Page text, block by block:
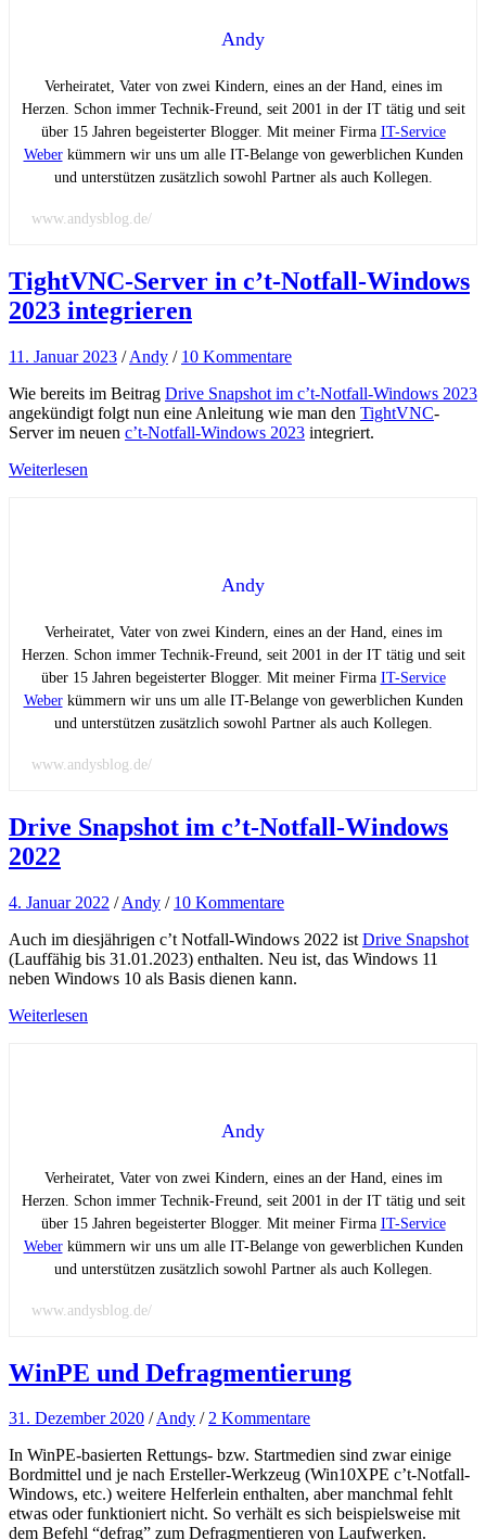
Andy
Verheiratet, Vater von zwei Kindern, eines an der Hand, eines im
Herzen. Schon immer Technik-Freund, seit 2001 in der IT tätig und seit
über 15 Jahren begeisterter Blogger. Mit meiner Firma IT-Service
Weberkümmern wir uns um alle IT-Belange von gewerblichen Kunden
und unterstützen zusätzlich sowohl Partner als auch Kollegen.
www.andysblog.de/
TightVNC-Server in c’t-Notfall-Windows
2023 integrieren
11. Januar 2023 /Andy / 10 Kommentare
Wie bereits im Beitrag Drive Snapshot im c’t-Notfall-Windows 2023
angekündigt folgt nun eine Anleitung wie man den TightVNC-
Server im neuen c’t-Notfall-Windows 2023 integriert.
Weiterlesen
Andy
Verheiratet, Vater von zwei Kindern, eines an der Hand, eines im
Herzen. Schon immer Technik-Freund, seit 2001 in der IT tätig und seit
über 15 Jahren begeisterter Blogger. Mit meiner Firma IT-Service
Weberkümmern wir uns um alle IT-Belange von gewerblichen Kunden
und unterstützen zusätzlich sowohl Partner als auch Kollegen.
www.andysblog.de/
Drive Snapshot im c’t-Notfall-Windows
2022
4. Januar 2022 /Andy / 10 Kommentare
Auch im diesjährigen c’t Notfall-Windows 2022 ist Drive Snapshot
(Lauffähig bis 31.01.2023) enthalten. Neu ist, das Windows 11
neben Windows 10 als Basis dienen kann.
Weiterlesen
Andy
Verheiratet, Vater von zwei Kindern, eines an der Hand, eines im
Herzen. Schon immer Technik-Freund, seit 2001 in der IT tätig und seit
über 15 Jahren begeisterter Blogger. Mit meiner Firma IT-Service
Weberkümmern wir uns um alle IT-Belange von gewerblichen Kunden
und unterstützen zusätzlich sowohl Partner als auch Kollegen.
www.andysblog.de/
WinPE und Defragmentierung
31. Dezember 2020 /Andy /2 Kommentare
In WinPE-basierten Rettungs- bzw. Startmedien sind zwar einige
Bordmittel und je nach Ersteller-Werkzeug (Win10XPE c’t-Notfall-
Windows, etc.) weitere Helferlein enthalten, aber manchmal fehlt
etwas oder funktioniert nicht. So verhält es sich beispielsweise mit
dem Befehl “defrag” zum Defragmentieren von Laufwerken.